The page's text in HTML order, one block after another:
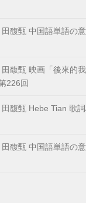
田馥甄 中国語単語の
田馥甄 映画「後來的
226回
田馥甄 Hebe Tian 歌
田馥甄 中国語単語の